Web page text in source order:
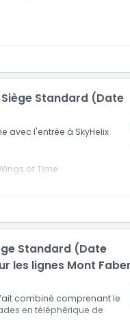
Standard (Date
avec l'entrée à SkyHelix
of Time
Standard (Date
les lignes Mont Faber
combiné comprenant le
en téléphérique de